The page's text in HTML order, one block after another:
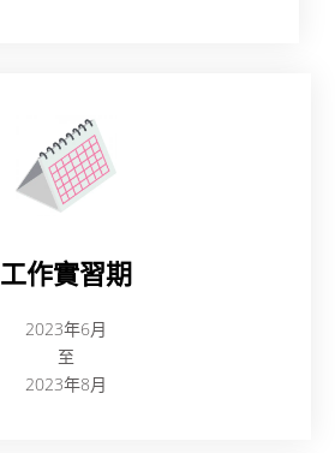
工作實習期
2023年6月
至
2023年8月